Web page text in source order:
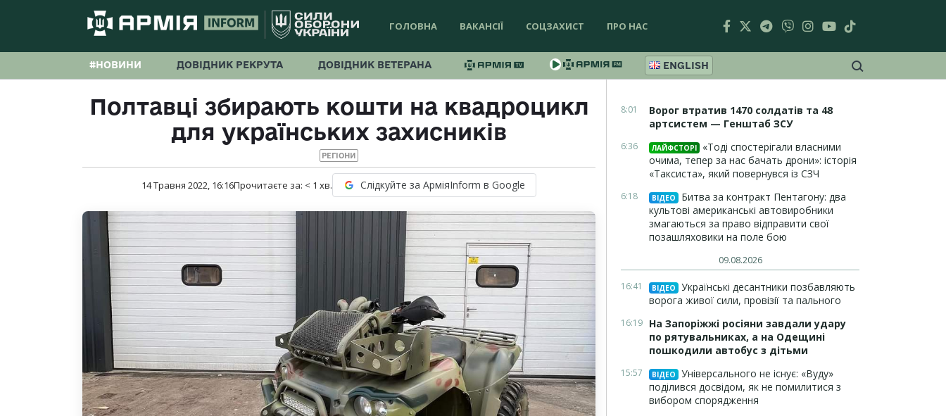
ГОЛОВНА ВАКАНСІЇ СОЦЗАХИСТ ПРО НАС
#НОВИНИ ДОВІДНИК РЕКРУТА ДОВІДНИК ВЕТЕРАНА ENGLISH
Полтавці збирають кошти на квадроцикл
для українських захисників
РЕГІОНИ
14 Травня 2022, 16:16Прочитаєте за: < 1 хв. Слідкуйте за АрміяInform в Google
8:01
Ворог втратив 1470 солдатів та 48
артсистем — Генштаб ЗСУ
6:36 ЛАЙФСТОРІ
«Тоді спостерігали власними
очима, тепер за нас бачать дрони»: історія
«Таксиста», який повернувся із СЗЧ
6:18 ВІДЕО
Битва за контракт Пентагону: два
культові американські автовиробники
змагаються за право відправити свої
позашляховики на поле бою
09.08.2026
16:41 ВІДЕО
Українські десантники позбавляють
ворога живої сили, провізії та пального
16:19 На Запоріжжі росіяни завдали удару
по рятувальниках, а на Одещині
пошкодили автобус з дітьми
15:57 ВІДЕО
Універсального не існує: «Вуду»
поділився досвідом, як не помилитися з
вибором спорядження